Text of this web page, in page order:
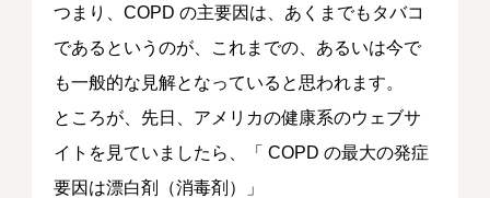
つまり、COPD の主要因は、あくまでもタバコ
であるというのが、これまでの、あるいは今で
も一般的な見解となっていると思われます。
ところが、先日、アメリカの健康系のウェブサ
イトを見ていましたら、「 COPD の最大の発症
要因は漂白剤（消毒剤）」